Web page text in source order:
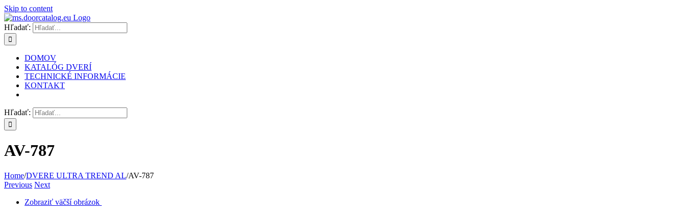
Skip to content
Hľadať:
DOMOV
KATALÓG DVERÍ
TECHNICKÉ INFORMÁCIE
KONTAKT
Hľadať:
AV-787
Home/DVERE ULTRA TREND AL/AV-787
Previous Next
Zobraziť väčší obrázok